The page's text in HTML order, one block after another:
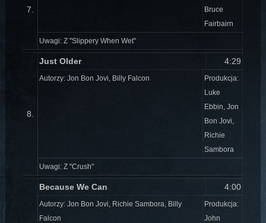
7.
Bruce
Fairbairn
Uwagi: Z ''Slippery When Wet''
8.
Just Older 4:29
Autorzy: Jon Bon Jovi, Billy Falcon
Produkcja:
Luke
Ebbin, Jon
Bon Jovi,
Richie
Sambora
Uwagi: Z ''Crush''
Because We Can 4:00
Autorzy: Jon Bon Jovi, Richie Sambora, Billy
Falcon
Produkcja:
John